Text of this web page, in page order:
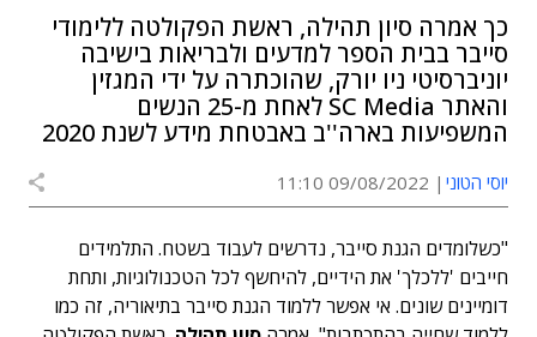
כך אמרה סיון תהילה, ראשת הפקולטה ללימודי
סייבר בבית הספר למדעים ולבריאות בישיבה
יוניברסיטי ניו יורק, שהוכתרה על ידי המגזין
והאתר SC Media לאחת מ-25 הנשים
המשפיעות בארה''ב באבטחת מידע לשנת 2020
יוסי הטוני 09/08/2022 11:10
"כשלומדים הגנת סייבר, נדרשים לעבוד בשטח. התלמידים
חייבים 'ללכלך' את הידיים, להיחשף לכל הטכנולוגיות, ותחת
דומיינים שונים. אי אפשר ללמוד הגנת סייבר בתיאוריה, זה כמו